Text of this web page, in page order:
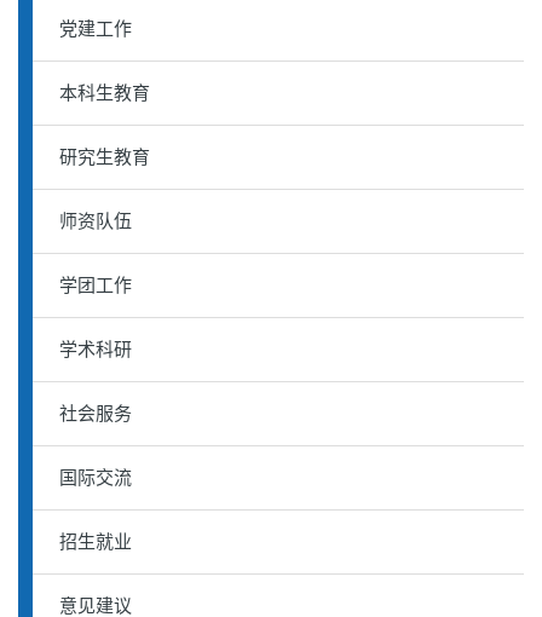
党建工作
本科生教育
研究生教育
师资队伍
学团工作
学术科研
社会服务
国际交流
招生就业
意见建议